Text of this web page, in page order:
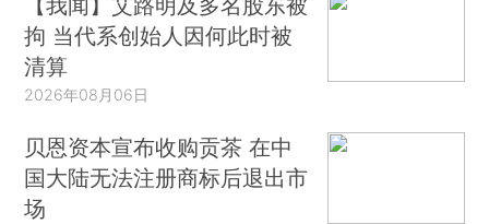
拘 当代系创始人因何此时被
清算
2026年08月06日
贝恩资本宣布收购贡茶 在中
国大陆无法注册商标后退出市
场